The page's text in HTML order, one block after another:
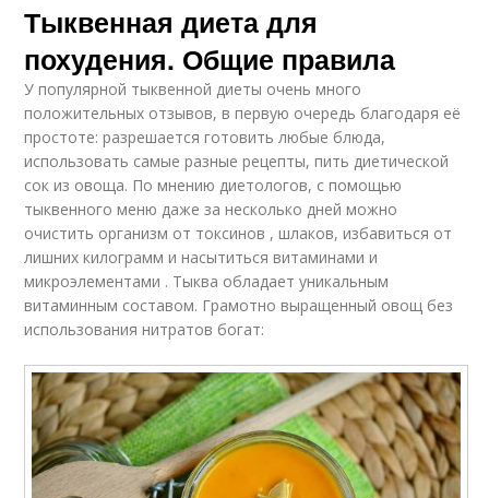
Тыквенная диета для
похудения. Общие правила
У популярной тыквенной диеты очень много
положительных отзывов, в первую очередь благодаря её
простоте: разрешается готовить любые блюда,
использовать самые разные рецепты, пить диетической
сок из овоща. По мнению диетологов, с помощью
тыквенного меню даже за несколько дней можно
очистить организм от токсинов , шлаков, избавиться от
лишних килограмм и насытиться витаминами и
микроэлементами . Тыква обладает уникальным
витаминным составом. Грамотно выращенный овощ без
использования нитратов богат: